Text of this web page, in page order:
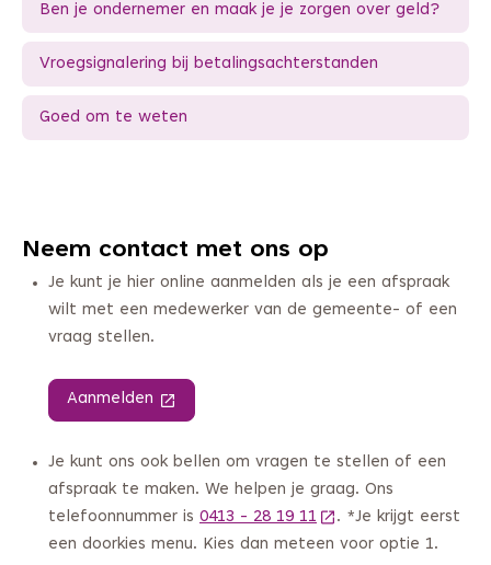
Ben je ondernemer en maak je je zorgen over geld?
Vroegsignalering bij betalingsachterstanden
Goed om te weten
Neem contact met ons op
Je kunt je hier online aanmelden als je een afspraak
wilt met een medewerker van de gemeente- of een
vraag stellen.
Aanmelden (Deze link gaat naar een andere website)
Je kunt ons ook bellen om vragen te stellen of een
afspraak te maken. We helpen je graag. Ons
telefoonnummer is 0413 - 28 19 11 (Deze link gaat naar
. *Je krijgt eerst
een doorkies menu. Kies dan meteen voor optie 1.